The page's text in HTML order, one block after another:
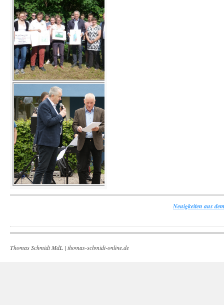
Neuigkeiten aus
Thomas Schmidt MdL | thomas-schmidt-online.de